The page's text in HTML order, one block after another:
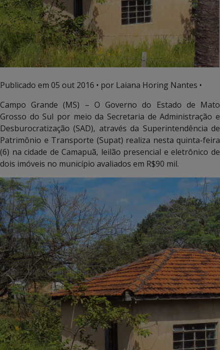
Publicado em 05 out 2016 • por Laiana Horing Nantes •
Campo Grande (MS) – O Governo do Estado de Mato
Grosso do Sul por meio da Secretaria de Administração e
Desburocratização (SAD), através da Superintendência de
Patrimônio e Transporte (Supat) realiza nesta quinta-feira
(6) na cidade de Camapuã, leilão presencial e eletrônico de
dois imóveis no município avaliados em R$90 mil.